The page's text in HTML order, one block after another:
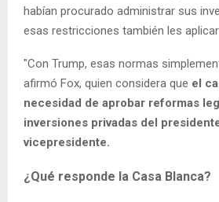
habían procurado administrar sus
esas restricciones también les
"Con Trump, esas normas
afirmó Fox, quien considera que el
necesidad de aprobar reformas
inversiones privadas del
vicepresidente.
¿Qué responde la Casa Blanca?